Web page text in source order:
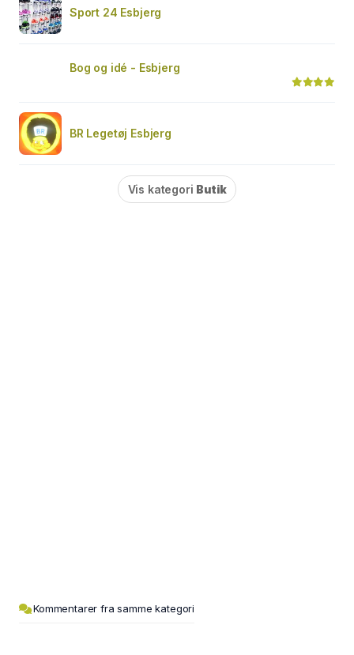
Sport 24 Esbjerg
Bog og idé - Esbjerg
BR Legetøj Esbjerg
Vis kategori Butik
Kommentarer fra samme kategori